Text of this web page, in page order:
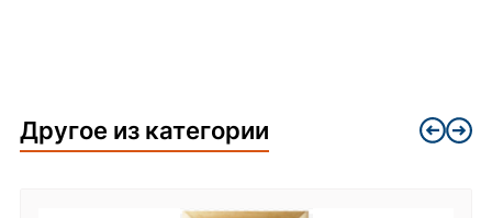
Другое из категории